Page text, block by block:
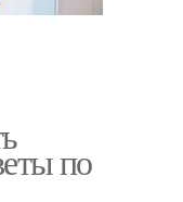
по